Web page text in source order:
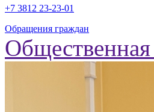
+7 3812 23-23-01
Обращения граждан